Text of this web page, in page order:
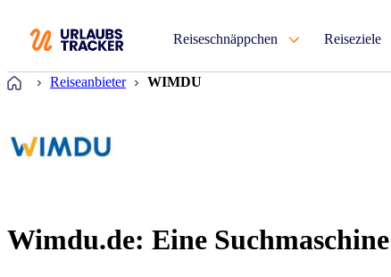
Reiseschnäppchen Reiseziele
Startseite
Reiseanbieter WIMDU
Wimdu.de: Eine